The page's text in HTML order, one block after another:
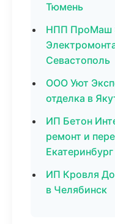
Тюмень
НПП ПроМаш
Севастополь
ООО Уют
отделка в
ИП Бетон
ремонт и
Екатеринбург
ИП Кровля
в Челябинск